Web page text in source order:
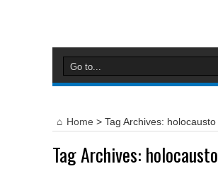
Home > Tag Archives: holocausto
Tag Archives: holocausto